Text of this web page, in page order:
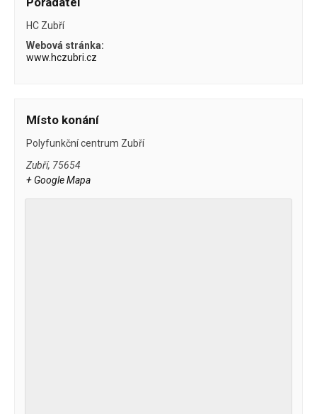
HC Zubří
Webová stránka:
www.hczubri.cz
Místo konání
Polyfunkční centrum Zubří
Zubří, 75654
+ Google Mapa